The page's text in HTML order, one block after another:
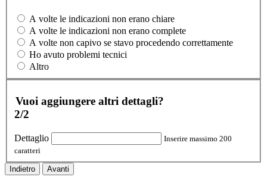
A volte le indicazioni non erano chiare
A volte le indicazioni non erano complete
A volte non capivo se stavo procedendo correttamente
Ho avuto problemi tecnici
Altro
Vuoi aggiungere altri dettagli?
2/2
Dettaglio
Inserire massimo 200
caratteri
Indietro Avanti